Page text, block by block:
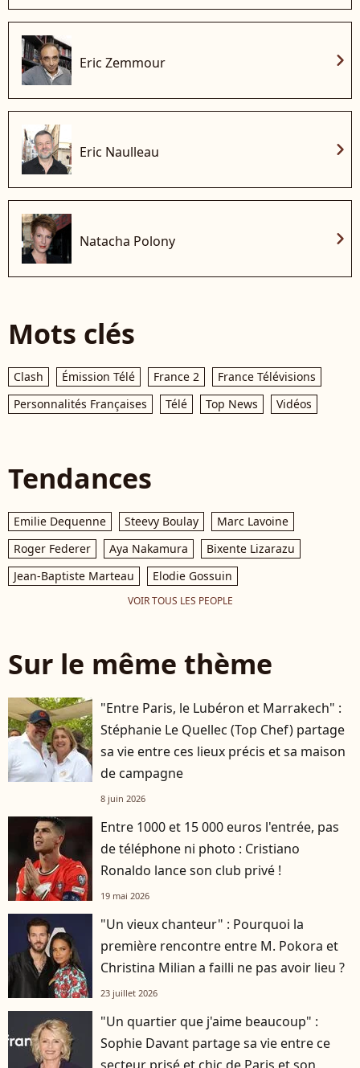
Eric Zemmour chevron_right
Eric Naulleau chevron_right
Natacha Polony chevron_right
Mots clés
Clash Émission Télé France 2
France Télévisions
Personnalités Françaises
Télé Top News Vidéos
Tendances
Emilie Dequenne Steevy Boulay
Marc Lavoine
Roger Federer
Aya Nakamura
Bixente Lizarazu
Jean-Baptiste Marteau
Elodie Gossuin
VOIR TOUS LES PEOPLE
Sur le même thème
"Entre Paris, le Lubéron et Marrakech" :
Stéphanie Le Quellec (Top Chef) partage
sa vie entre ces lieux précis et sa maison
de campagne
8 juin 2026
Entre 1000 et 15 000 euros l'entrée, pas
de téléphone ni photo : Cristiano
Ronaldo lance son club privé !
19 mai 2026
"Un vieux chanteur" : Pourquoi la
première rencontre entre M. Pokora et
Christina Milian a failli ne pas avoir lieu ?
23 juillet 2026
"Un quartier que j'aime beaucoup" :
Sophie Davant partage sa vie entre ce